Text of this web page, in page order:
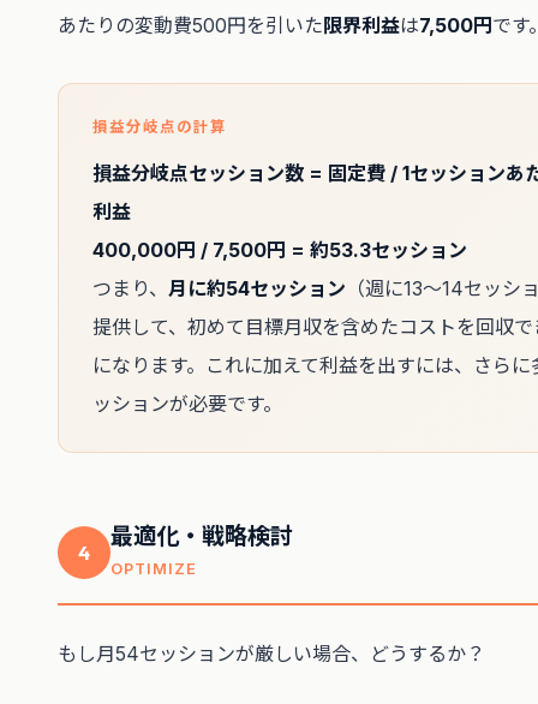
あたりの変動費500円を引いた 限界利益は7,500円 です
損益分岐点の計算
損益分岐点セッション数 = 固定費 / 1セッションあ
利益
400,000円 / 7,500円 = 約53.3セッション
つまり、 月に約54セッション （週に13〜14セッシ
提供して、初めて目標月収を含めたコストを回収
になります。これに加えて利益を出すには、さらに
ッションが必要です。
4
最適化・戦略検討
OPTIMIZE
もし月54セッションが厳しい場合、どうするか？